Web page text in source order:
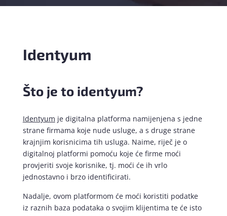
Identyum
Što je to identyum?
Identyum je digitalna platforma namijenjena s jedne
strane firmama koje nude usluge, a s druge strane
krajnjim korisnicima tih usluga. Naime, riječ je o
digitalnoj platformi pomoću koje će firme moći
provjeriti svoje korisnike, tj. moći će ih vrlo
jednostavno i brzo identificirati.
Nadalje, ovom platformom će moći koristiti podatke
iz raznih baza podataka o svojim klijentima te će isto